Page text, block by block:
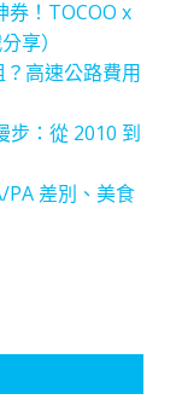
券！TOCOO x
享）
高速公路費用
步：從 2010 到
PA 差別、美食